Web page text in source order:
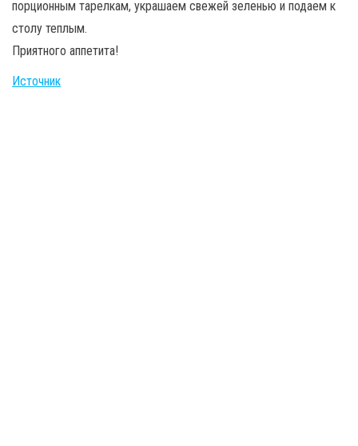
порционным тарелкам, украшаем свежей зеленью и подаем к
столу теплым.
Приятного аппетита!
Источник